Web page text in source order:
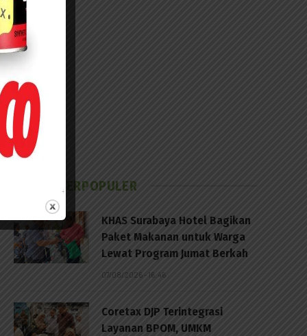
BERITA TERPOPULER
KHAS Surabaya Hotel Bagikan
Paket Makanan untuk Warga
Lewat Program Jumat Berkah
07/08/2026 - 16:46
Coretax DJP Terintegrasi
Layanan BPOM, UMKM